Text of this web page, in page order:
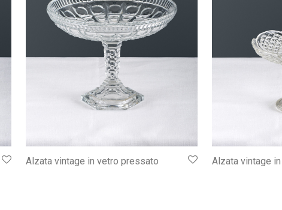
Alzata vintage in vetro pressato Alzata vintage